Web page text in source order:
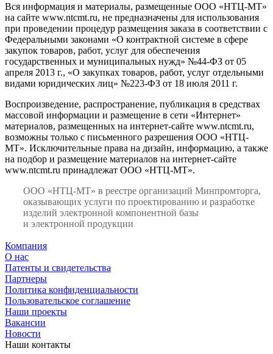
Вся информация и материалы, размещенные ООО «НТЦ-МТ»
на сайте www.ntcmt.ru, не предназначены для использования
при проведении процедур размещения заказа в соответствии с
Федеральными законами «О контрактной системе в сфере
закупок товаров, работ, услуг для обеспечения
государственных и муниципальных нужд» №44-ФЗ от 05
апреля 2013 г., «О закупках товаров, работ, услуг отдельными
видами юридических лиц» №223-ФЗ от 18 июля 2011 г.
Воспроизведение, распространение, публикация в средствах
массовой информации и размещение в сети «Интернет»
материалов, размещенных на интернет-сайте www.ntcmt.ru,
возможны только с письменного разрешения ООО «НТЦ-
МТ». Исключительные права на дизайн, информацию, а также
на подбор и размещение материалов на интернет-сайте
www.ntcmt.ru принадлежат ООО «НТЦ-МТ».
ООО «НТЦ-МТ» в реестре организаций Минпромторга,
оказывающих услуги по проектированию и разработке
изделий электронной компонентной базы
и электронной продукции
Компания
О нас
Патенты и свидетельства
Партнеры
Политика конфиденциальности
Пользовательское соглашение
Наши проекты
Вакансии
Новости
Наши контакты